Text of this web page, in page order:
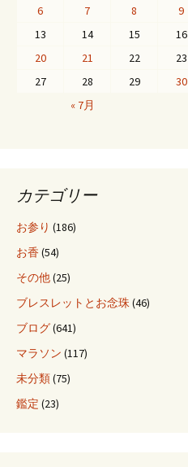
ゲ
ー
ョ
ン
6
7 8 9
13
14 15 16
20
21 22 23
27
28 29 30
« 7月
カテゴリー
お参り (186)
お香(54)
その他(25)
ブレスレットとお念珠 (46)
ブログ(641)
マラソン (117)
未分類(75)
鑑定 (23)